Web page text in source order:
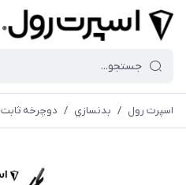
اسپرت رول / بدنسازي / دوچرخه ثابت